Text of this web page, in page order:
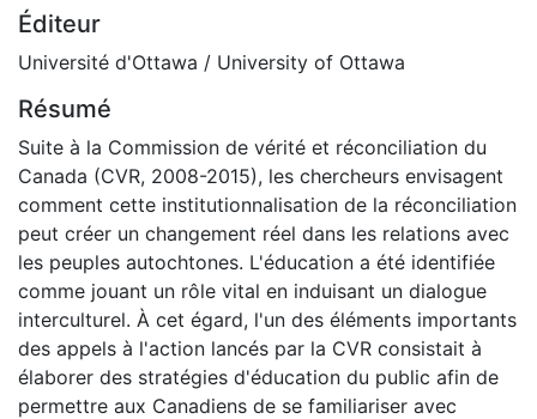
Éditeur
Université d'Ottawa / University of Ottawa
Résumé
Suite à la Commission de vérité et réconciliation du
Canada (CVR, 2008-2015), les chercheurs envisagent
comment cette institutionnalisation de la réconciliation
peut créer un changement réel dans les relations avec
les peuples autochtones. L'éducation a été identifiée
comme jouant un rôle vital en induisant un dialogue
interculturel. À cet égard, l'un des éléments importants
des appels à l'action lancés par la CVR consistait à
élaborer des stratégies d'éducation du public afin de
permettre aux Canadiens de se familiariser avec